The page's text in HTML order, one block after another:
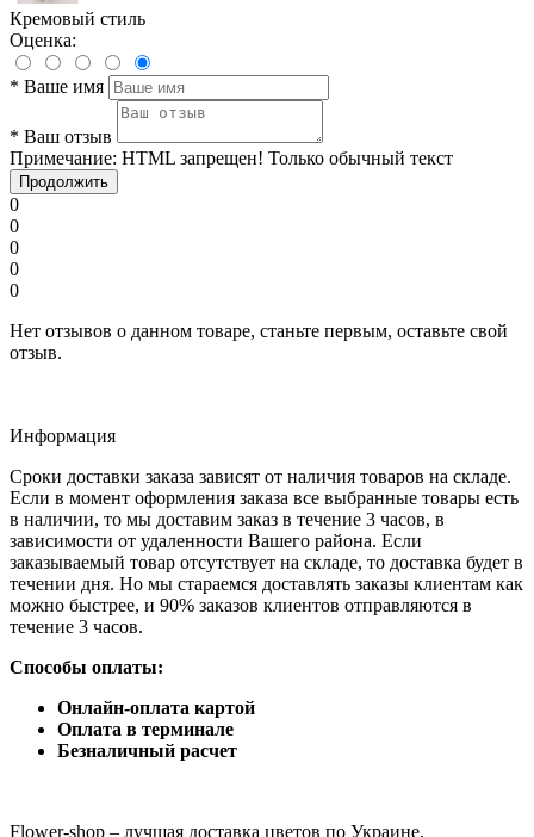
Кремовый стиль
Оценка:
* Ваше имя
* Ваш отзыв
Примечание: HTML запрещен! Только обычный текст
Продолжить
0
0
0
0
0
Нет отзывов о данном товаре, станьте первым, оставьте свой
отзыв.
Информация
Сроки доставки заказа зависят от наличия товаров на складе.
Если в момент оформления заказа все выбранные товары есть
в наличии, то мы доставим заказ в течение 3 часов, в
зависимости от удаленности Вашего района. Если
заказываемый товар отсутствует на складе, то доставка будет в
течении дня. Но мы стараемся доставлять заказы клиентам как
можно быстрее, и 90% заказов клиентов отправляются в
течение 3 часов.
Способы оплаты:
Онлайн-оплата картой
Оплата в терминале
Безналичный расчет
Flower-shop – лучшая доставка цветов по Украине.